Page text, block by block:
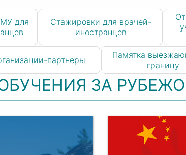
для
Стажировки для врачей-
иностранцев
партнеры
Памятка
границу
ЗА